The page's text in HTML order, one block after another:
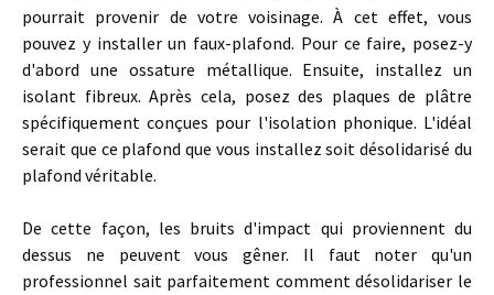
pourrait provenir de votre voisinage. À cet effet, vous
pouvez y installer un faux-plafond. Pour ce faire, posez-y
d'abord une ossature métallique. Ensuite, installez un
isolant fibreux. Après cela, posez des plaques de plâtre
spécifiquement conçues pour l'isolation phonique. L'idéal
serait que ce plafond que vous installez soit désolidarisé du
plafond véritable.
De cette façon, les bruits d'impact qui proviennent du
dessus ne peuvent vous gêner. Il faut noter qu'un
professionnel sait parfaitement comment désolidariser le